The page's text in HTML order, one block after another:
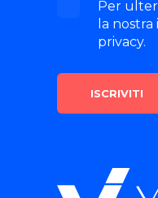
Per
la
privacy.